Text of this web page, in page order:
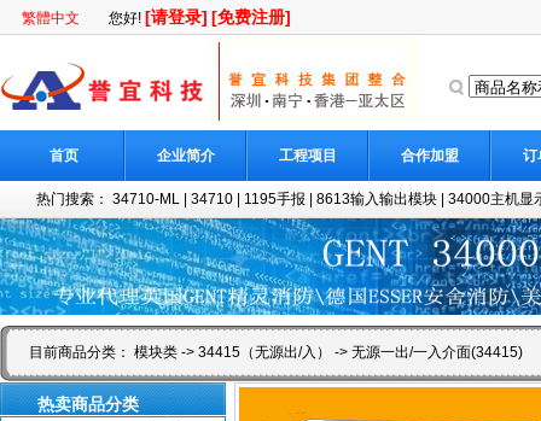
繁體中文 您好! [请登录] [免费注册]
首页 企业简介 工程项目 合作加盟 订
热门搜索： 34710-ML 34710 1195手报 8613输入输出模块 34000主机显
目前商品分类： 模块类 -> 34415（无源出/入） -> 无源一出/一入介面(34415)
热卖商品分类